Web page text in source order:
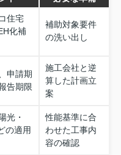
住宅
化補
補助対象要件
の洗い出し
申請期
告期限
施工会社と逆
算した計画立
案
光・
の適用
性能基準に合
わせた工事内
容の確認